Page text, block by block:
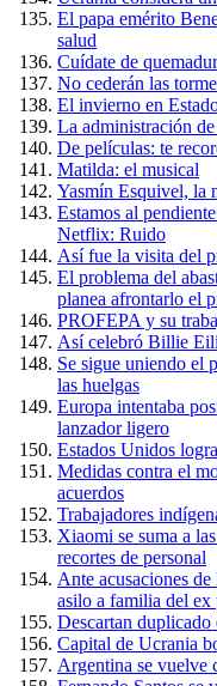
El papa emérito
salud
Cuídate de
No cederán las
El invierno en
La administración
De películas: te
Matilda: el musical
Yasmín Esquivel, la
Estamos al
Netflix: Ruido
Así fue la visita del
El problema del
planea afrontarlo el
PROFEPA y su
Así celebró Billie
Se sigue uniendo el
las huelgas
Europa intentaba
lanzador ligero
Estados Unidos
Medidas contra el
acuerdos
Trabajadores
Xiaomi se suma a
recortes de personal
Ante acusaciones
asilo a familia del ex
Descartan
Capital de Ucrania
Argentina se vuelve